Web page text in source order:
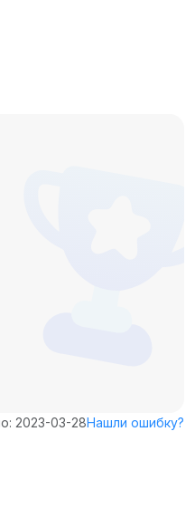
2023-03-28Нашли ошибку?